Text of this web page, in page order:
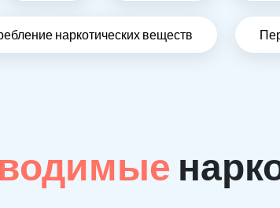
наркотических веществ